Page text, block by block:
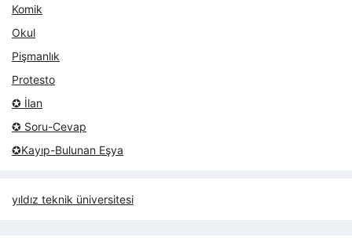
Komik
Okul
Pişmanlık
Protesto
✪ İlan
✪ Soru-Cevap
✪Kayıp-Bulunan Eşya
yıldız teknik üniversitesi